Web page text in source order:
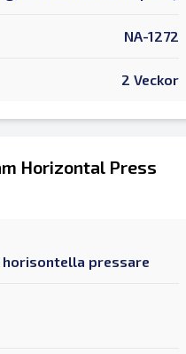
NA-1272
2 Veckor
Horizontal Press
pressare